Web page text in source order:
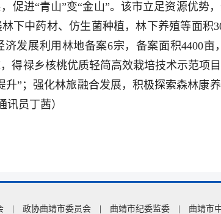
促进“青山”变“金山”。该市立足资源优势
下中药材、仿生菌种植，林下养殖等面积
发展利用林地备案6宗，备案面积4400
得禄乡核桃优质轻简高效栽培技术示范项
升”；强化林旅融合发展，积极探索森林康
员丁茜）
政协曲靖市委员会 曲靖市纪委监委 曲靖市